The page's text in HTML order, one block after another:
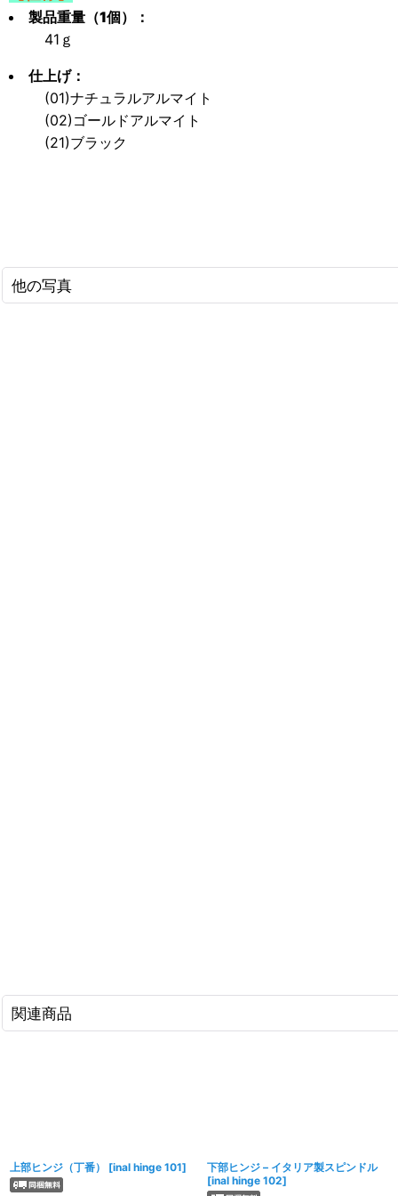
製品重量（1個）：
41ｇ
仕上げ：
(01)ナチュラルアルマイト
(02)ゴールドアルマイト
(21)ブラック
他の写真
関連商品
上部ヒンジ（丁番） [inal hinge 101]
下部ヒンジ – イタリア製スピンドル
[inal hinge 102]